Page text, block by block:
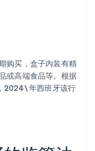
购买，盒子内装有精
或高端食品等。根据
2024\ 年西班牙该行